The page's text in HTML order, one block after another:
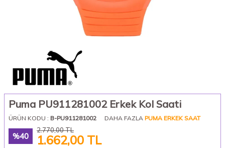
Puma PU911281002 Erkek Kol Saati
ÜRÜN KODU : B-PU911281002 DAHA FAZLA PUMA ERKEK SAAT
%40
2.770,00TL
1.662,00 TL